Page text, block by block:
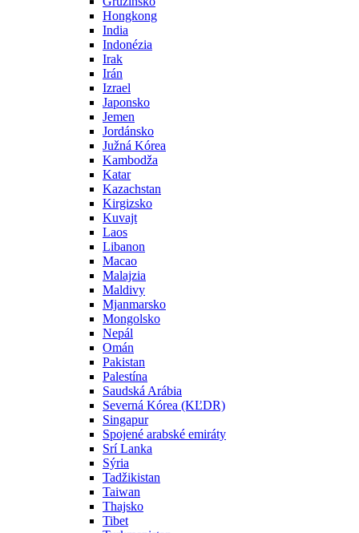
Hongkong
India
Indonézia
Irak
Irán
Izrael
Japonsko
Jemen
Jordánsko
Južná Kórea
Kambodža
Katar
Kazachstan
Kirgizsko
Kuvajt
Laos
Libanon
Macao
Malajzia
Maldivy
Mjanmarsko
Mongolsko
Nepál
Omán
Pakistan
Palestína
Saudská Arábia
Severná Kórea (KĽDR)
Singapur
Spojené arabské emiráty
Srí Lanka
Sýria
Tadžikistan
Taiwan
Thajsko
Tibet